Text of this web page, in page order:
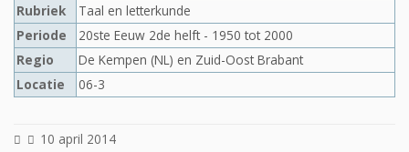
Rubriek
Taal en letterkunde
Periode
20ste Eeuw 2de helft - 1950 tot 2000
Regio
De Kempen (NL) en Zuid-Oost Brabant
Locatie
06-3
10 april 2014